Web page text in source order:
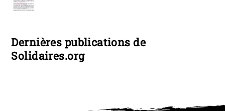
Dernières publications de
Solidaires.org